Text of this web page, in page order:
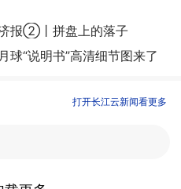
报②丨拼盘上的落子
球“说明书”高清细节图来了
打开长江云新闻看更多